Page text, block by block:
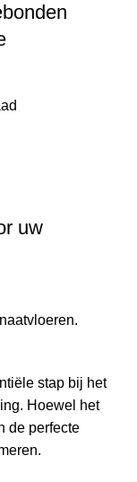
uw
stap bij het
Hoewel het
de perfecte